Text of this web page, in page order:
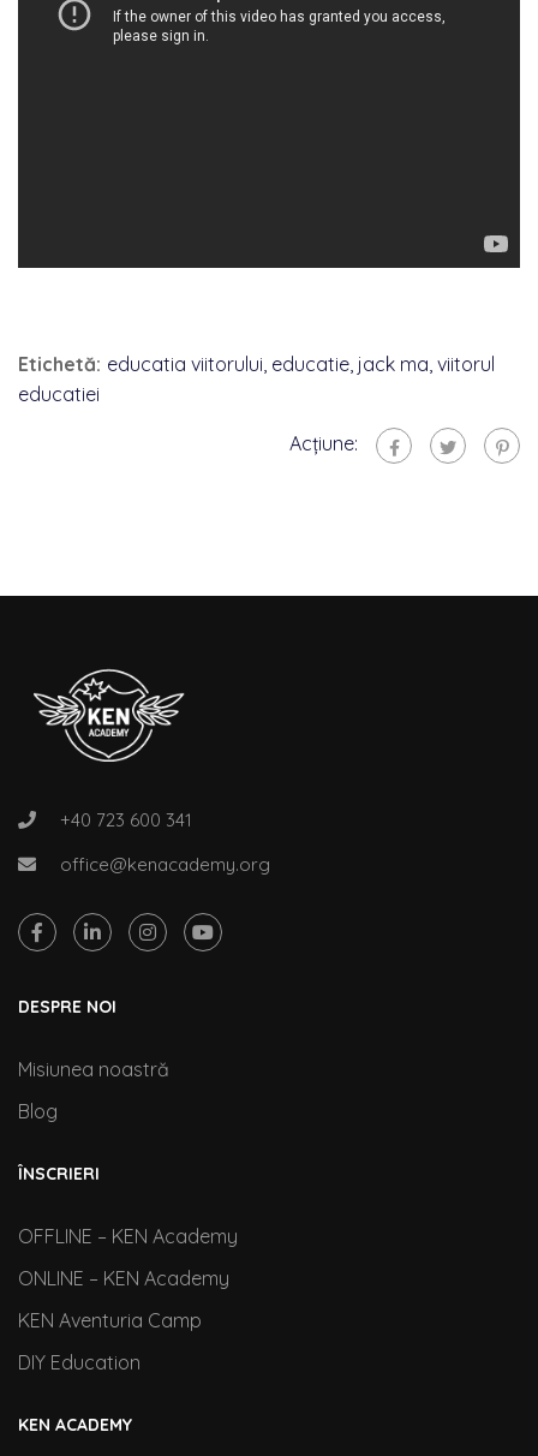
Etichetă: educatia viitorului, educatie, jack ma, viitorul
educatiei
Acțiune:
+40 723 600 341
office@kenacademy.org
DESPRE NOI
Misiunea noastră
Blog
ÎNSCRIERI
OFFLINE – KEN Academy
ONLINE – KEN Academy
KEN Aventuria Camp
DIY Education
KEN ACADEMY